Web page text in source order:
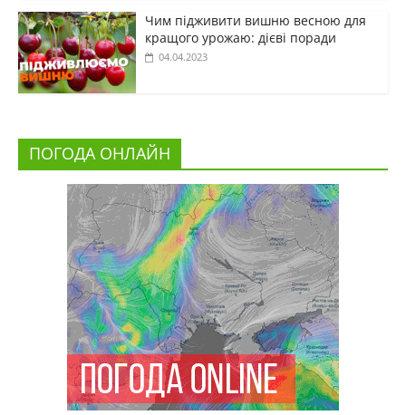
Чим підживити вишню весною для
кращого урожаю: дієві поради
04.04.2023
ПОГОДА ОНЛАЙН